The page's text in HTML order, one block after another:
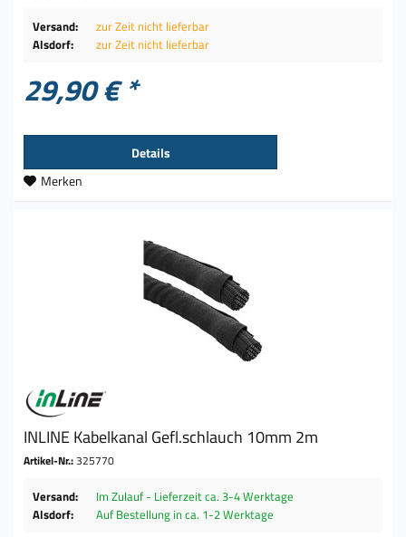
Versand:
zur Zeit nicht lieferbar
Alsdorf:
zur Zeit nicht lieferbar
29,90 € *
Details
Merken
INLINE Kabelkanal Gefl.schlauch 10mm 2m
Artikel-Nr.:325770
Versand:
Im Zulauf - Lieferzeit ca. 3-4 Werktage
Alsdorf:
Auf Bestellung in ca. 1-2 Werktage